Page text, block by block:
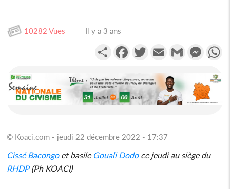
10282 Vues Il y a 3 ans
PartagerFacebookTwitterEmail Gmail
© Koaci.com - jeudi 22 décembre 2022 - 17:37
Cissé Bacongoet basile Gouali Dodoce jeudi au siège du
RHDP(Ph KOACI)